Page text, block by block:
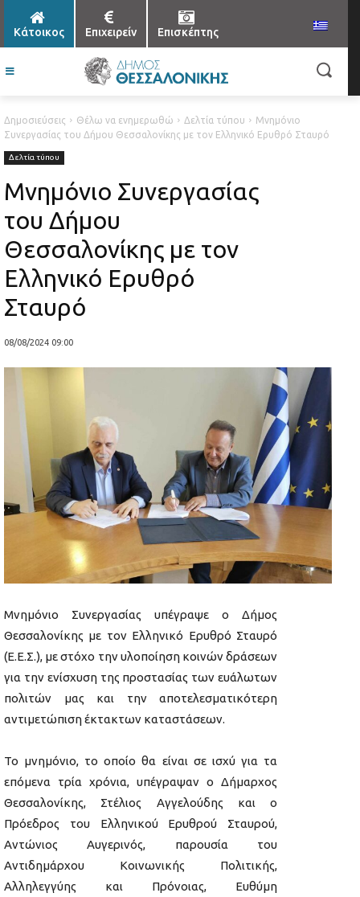
Κάτοικος Επιχειρείν Επισκέπτης
Δημοσιεύσεις Θέλω να ενημερωθώ Δελτία τύπου
Μνημόνιο
Συνεργασίας του Δήμου Θεσσαλονίκης με τον Ελληνικό Ερυθρό Σταυρό
Δελτία τύπου
Μνημόνιο Συνεργασίας
του Δήμου
Θεσσαλονίκης με τον
Ελληνικό Ερυθρό
Σταυρό
08/08/2024 09:00
Μνημόνιο Συνεργασίας υπέγραψε ο Δήμος
Θεσσαλονίκης με τον Ελληνικό Ερυθρό Σταυρό
(Ε.Ε.Σ.), με στόχο την υλοποίηση κοινών δράσεων
για την ενίσχυση της προστασίας των ευάλωτων
πολιτών μας και την αποτελεσματικότερη
αντιμετώπιση έκτακτων καταστάσεων.
Το μνημόνιο, το οποίο θα είναι σε ισχύ για τα
επόμενα τρία χρόνια, υπέγραψαν ο Δήμαρχος
Θεσσαλονίκης, Στέλιος Αγγελούδης και ο
Πρόεδρος του Ελληνικού Ερυθρού Σταυρού,
Αντώνιος Αυγερινός, παρουσία του
Αντιδημάρχου Κοινωνικής Πολιτικής,
Αλληλεγγύης και Πρόνοιας, Ευθύμη